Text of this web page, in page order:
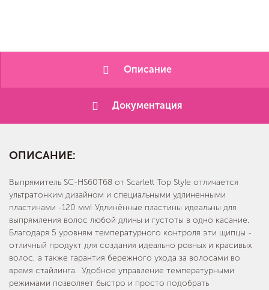
Описание
Документация
ОПИСАНИЕ:
Выпрямитель SC-HS60T68 от Scarlett Top Style отличается
ультратонким дизайном и специальными удлиненными
пластинами -120 мм! Удлинённые пластины идеальны для
выпрямления волос любой длины и густоты в одно касание.
Благодаря 5 уровням температурного контроля эти щипцы -
отличный продукт для создания идеально ровных и красивых
волос, а также гарантия бережного ухода за волосами во
время стайлинга. Удобное управление температурными
режимами позволяет быстро и просто подобрать